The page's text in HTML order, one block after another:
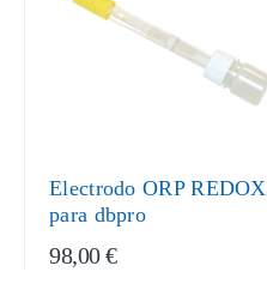
Electrodo ORP REDOX
para dbpro
98,00 €